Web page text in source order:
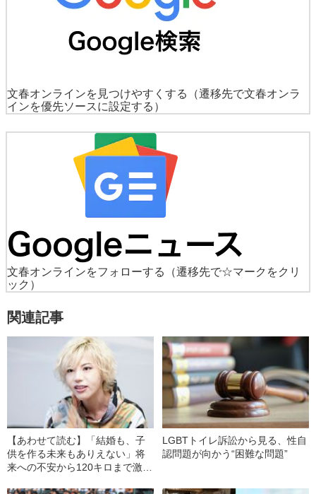
文春オンラインを見つけやすくする
（遷移先で文春オンラ
インを優先ソースに設定する）
文春オンラインをフォローする
（遷移先で☆マークをクリ
ック）
関連記事
【あわせて読む】「結婚も、子
供を作る未来もありえない」将
来への不安から120キロまで激太
LGBTトイレ訴訟から見る、性自
認問題が向かう“困難な問題”